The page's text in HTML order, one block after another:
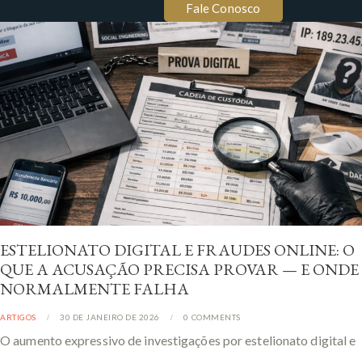
Fale Conosco
ESTELIONATO DIGITAL E FRAUDES ONLINE: O
QUE A ACUSAÇÃO PRECISA PROVAR — E ONDE
NORMALMENTE FALHA
ARTIGOS 30 DE JANEIRO DE 2026 0 COMMENTS
O aumento expressivo de investigações por estelionato digital e